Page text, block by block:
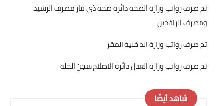
تم صرف رواتب وزارة الصحة دائرة صحة ذي قار مصرف الرشيد
ومصرف الرافدين
تم صرف رواتب وزارة الداخلية المقر
تم صرف رواتب وزارة العدل دائرة الاصلاح سجن الحله
شاهد أيضًا